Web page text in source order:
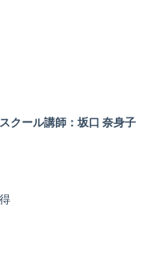
クール講師：坂口 奈身子